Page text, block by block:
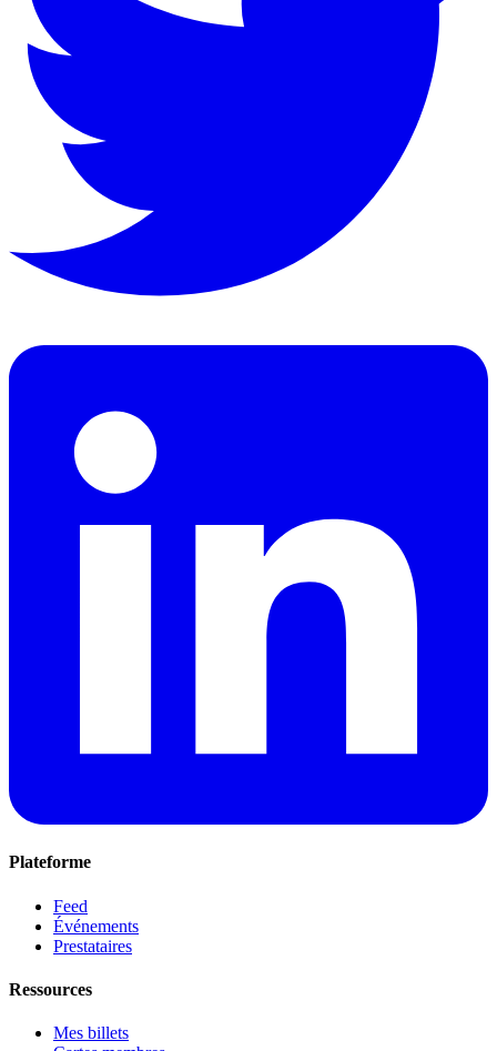
Plateforme
Feed
Événements
Prestataires
Ressources
Mes billets